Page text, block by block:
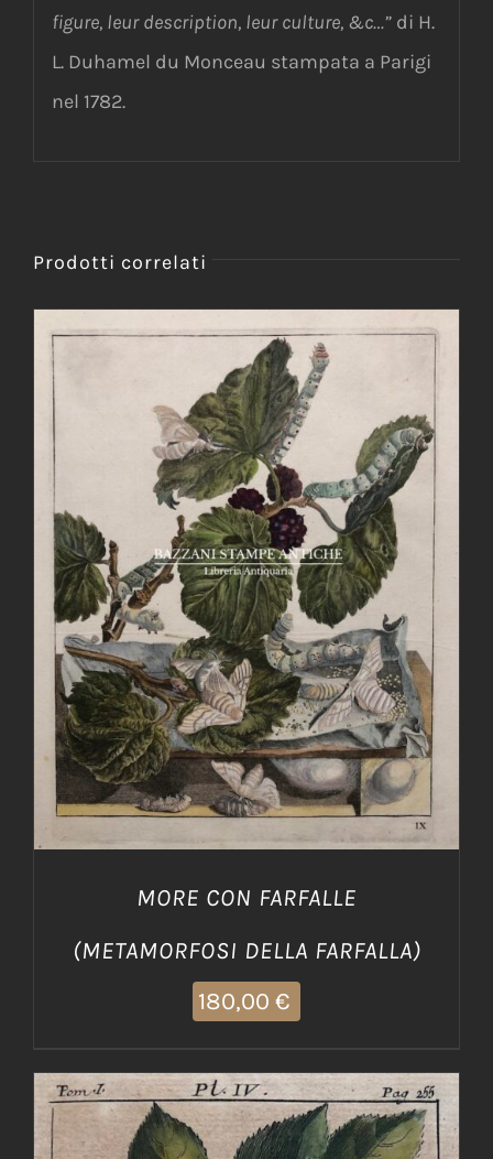
figure, leur description, leur culture, &c…”di H.
L. Duhamel du Monceau stampata a Parigi
nel 1782.
Prodotti correlati
AGGIUNGI AL CARRELLO / DETTAGLI
MORE CON FARFALLE
(METAMORFOSI DELLA FARFALLA)
180,00 €